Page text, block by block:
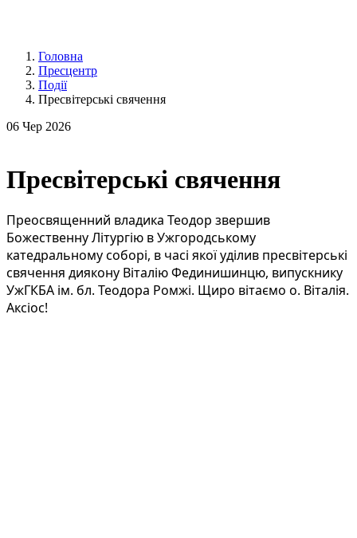
Головна
Пресцентр
Події
Пресвітерські свячення
06 Чер 2026
Пресвітерські свячення
Преосвященний владика Теодор звершив
Божественну Літургію в Ужгородському
катедральному соборі, в часі якої уділив пресвітерські
свячення диякону Віталію Фединишинцю, випускнику
УжГКБА ім. бл. Теодора Ромжі. Щиро вітаємо о. Віталія.
Аксіос!